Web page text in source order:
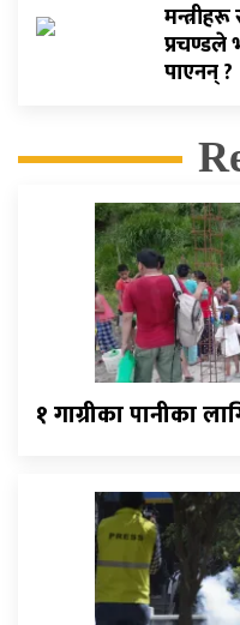
प्रचण्डले
पाएनन् ?
१ गाग्रीका पानीका